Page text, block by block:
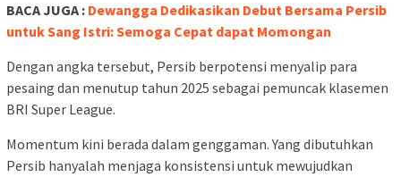
BACA JUGA : Dewangga Dedikasikan Debut Bersama Persib
untuk Sang Istri: Semoga Cepat dapat Momongan
Dengan angka tersebut, Persib berpotensi menyalip para
pesaing dan menutup tahun 2025 sebagai pemuncak klasemen
BRI Super League.
Momentum kini berada dalam genggaman. Yang dibutuhkan
Persib hanyalah menjaga konsistensi untuk mewujudkan